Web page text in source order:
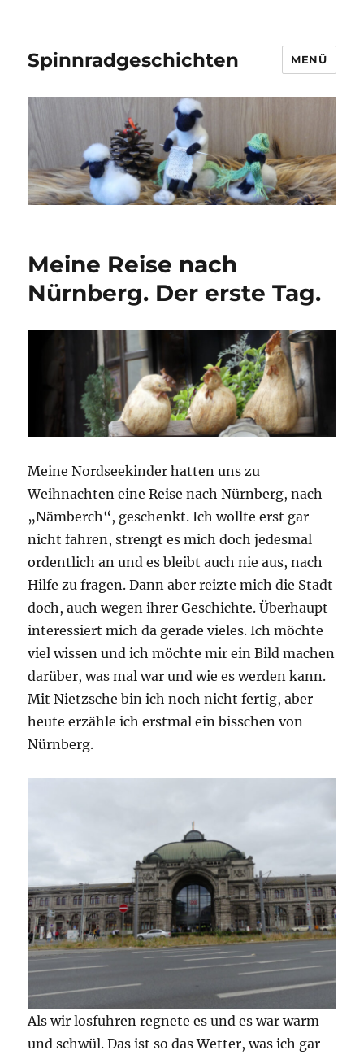
Spinnradgeschichten MENÜ
Meine Reise nach
Nürnberg. Der erste Tag.
Meine Nordseekinder hatten uns zu
Weihnachten eine Reise nach Nürnberg, nach
„Nämberch“, geschenkt. Ich wollte erst gar
nicht fahren, strengt es mich doch jedesmal
ordentlich an und es bleibt auch nie aus, nach
Hilfe zu fragen. Dann aber reizte mich die Stadt
doch, auch wegen ihrer Geschichte. Überhaupt
interessiert mich da gerade vieles. Ich möchte
viel wissen und ich möchte mir ein Bild machen
darüber, was mal war und wie es werden kann.
Mit Nietzsche bin ich noch nicht fertig, aber
heute erzähle ich erstmal ein bisschen von
Nürnberg.
Als wir losfuhren regnete es und es war warm
und schwül. Das ist so das Wetter, was ich gar